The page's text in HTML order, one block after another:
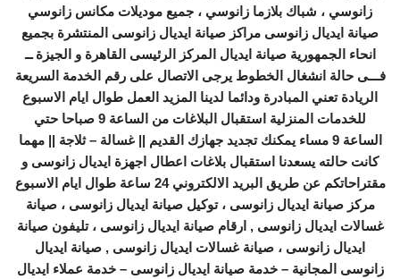
زانوسي ، شباك بلازما زانوسي ، جميع موديلات مكانس زانوسي
صيانة ايديال زانوسى مراكز صيانة ايديال زانوسى المنتشرة بجميع
انحاء الجمهورية صيانة ايديال المركز الرئيسى القاهرة و الجيزة ــ
فـــى حالة انشغال الخطوط يرجى الاتصال على رقم الخدمة السريعة
الريادة تعني المبادرة ودائما لدينا المزيد العمل طوال ايام الاسبوع
للخدمات المنزلية استقبال البلاغات من الساعة 9 صباحا حتي
الساعة 9 مساء يمكنك تجديد جهازك القديم || غسالة – ثلاجة || مهما
كانت حالته يسعدنا استقبال بلاغات اعطال اجهزة ايديال زانوسى و
مقتراحاتكم عن طريق البريد الالكتروني 24 ساعة طوال ايام الاسبوع
مركز صيانة ايديال زانوسى ، توكيل صيانة ايديال زانوسى ، صيانة
غسالات ايديال زانوسى , ارقام صيانة ايديال زانوسى ، تليفون صيانة
ايديال زانوسى ، صيانة غسالات ايديال زانوسى , صيانة ايديال
زانوسى المجانية – خدمة صيانة ايديال زانوسى – خدمة عملاء ايديال